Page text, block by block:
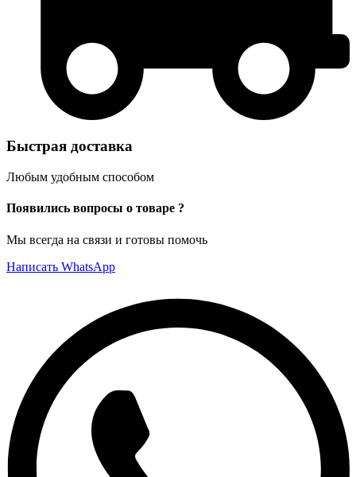
Быстрая доставка
Любым удобным способом
Появились вопросы о товаре ?
Мы всегда на связи и готовы помочь
Написать WhatsApp